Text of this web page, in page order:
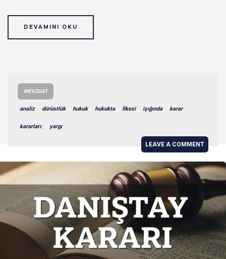
DEVAMINI OKU
MEVZUAT
analiz dürüstlük hukuk hukukta İlkesi işığında karar
kararları: yargı
LEAVE A COMMENT